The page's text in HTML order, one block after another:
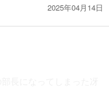
2025年04月14日